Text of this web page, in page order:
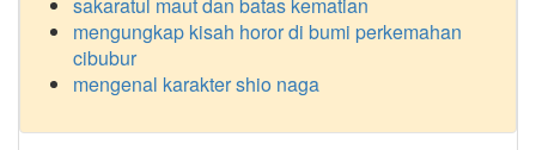
mengungkap kisah horor di bumi perkemahan
cibubur
mengenal karakter shio naga